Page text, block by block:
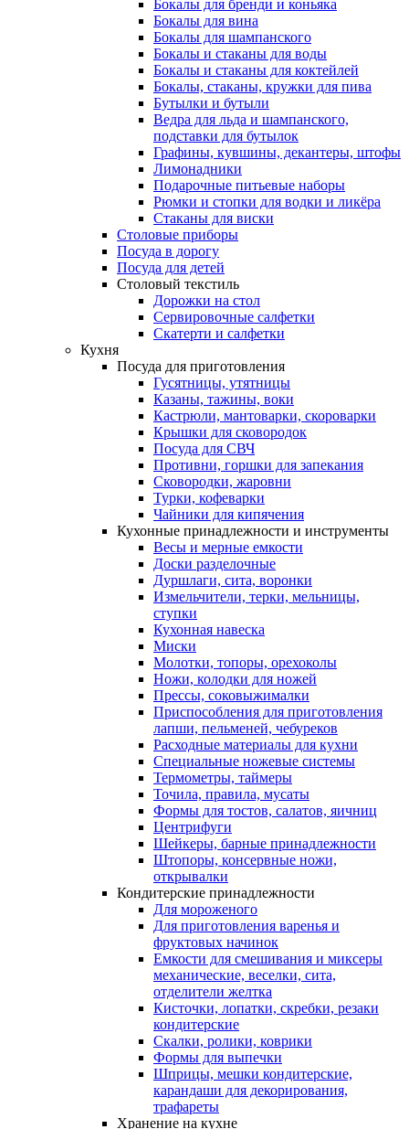
Бокалы для бренди и коньяка
Бокалы для вина
Бокалы для шампанского
Бокалы и стаканы для воды
Бокалы и стаканы для коктейлей
Бокалы, стаканы, кружки для пива
Бутылки и бутыли
Ведра для льда и шампанского,
подставки для бутылок
Графины, кувшины, декантеры, штофы
Лимонадники
Подарочные питьевые наборы
Рюмки и стопки для водки и ликёра
Стаканы для виски
Столовые приборы
Посуда в дорогу
Посуда для детей
Столовый текстиль
Дорожки на стол
Сервировочные салфетки
Скатерти и салфетки
Кухня
Посуда для приготовления
Гусятницы, утятницы
Казаны, тажины, воки
Кастрюли, мантоварки, скороварки
Крышки для сковородок
Посуда для СВЧ
Противни, горшки для запекания
Сковородки, жаровни
Турки, кофеварки
Чайники для кипячения
Кухонные принадлежности и инструменты
Весы и мерные емкости
Доски разделочные
Дуршлаги, сита, воронки
Измельчители, терки, мельницы,
ступки
Кухонная навеска
Миски
Молотки, топоры, орехоколы
Ножи, колодки для ножей
Прессы, соковыжималки
Приспособления для приготовления
лапши, пельменей, чебуреков
Расходные материалы для кухни
Специальные ножевые системы
Термометры, таймеры
Точила, правила, мусаты
Формы для тостов, салатов, яичниц
Центрифуги
Шейкеры, барные принадлежности
Штопоры, консервные ножи,
открывалки
Кондитерские принадлежности
Для мороженого
Для приготовления варенья и
фруктовых начинок
Емкости для смешивания и миксеры
механические, веселки, сита,
отделители желтка
Кисточки, лопатки, скребки, резаки
кондитерские
Скалки, ролики, коврики
Формы для выпечки
Шприцы, мешки кондитерские,
карандаши для декорирования,
трафареты
Хранение на кухне